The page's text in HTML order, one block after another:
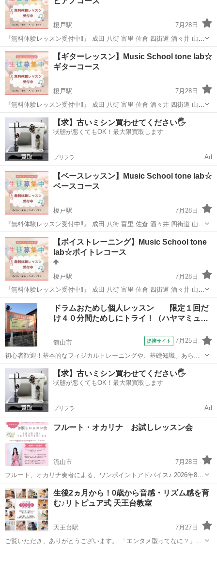
ス...
榎戸駅
7月28日
『無料体験レッスン受付中‼️』 成田 八街 富里 佐倉 四街道 酒々井 山武
東金 ピアノ を習いたい方 年齢に関係なく 弾いてみたいと思った時
が"習い時" 弾いたことも触ったこともない方でも大歓迎！ 丁寧にレッ
スンしていき...
千葉 八街市 榎戸駅
【ギターレッスン】Music School tone lab☆
ギターコース
榎戸駅
7月28日
『無料体験レッスン受付中‼️』 成田 八街 富里 佐倉 酒々井 四街道 山武
東金 エレキギター・アコースティックギター を習いたい方 遠くまで
通わなくても大丈夫！ 年齢に関係なく 弾いてみたいと思った時が"習
い時" 弾い...
千葉 八街市 榎戸駅 レッスン
【求】古いミシン買わせてください🖐️
状態が悪くてもOK！最大限買取します
プリフラ Ad
【ベースレッスン】Music School tone lab☆
ベースコース
榎戸駅
7月28日
『無料体験レッスン受付中‼️』 成田 八街 富里 佐倉 酒々井 四街道 山武
東金 ベースを習いたい方 遠くまで通わなくても大丈夫！ 年齢に関係
なく 弾いてみたいと思った時が"習い時" 弾いたことも触ったこともな
い方でも大...
千葉 八街市 榎戸駅 レッスン
【ボイストレーニング】Music School tone
lab☆ボイトレコース
榎戸駅
7月28日
『無料体験レッスン受付中‼️』 成田 八街 富里 佐倉 四街道 酒々井 山武
東金 ボイトレを始めたい方 遠くまで通わなくても大丈夫！ 年齢に関
係なく やりたいと思った時が"習い時" 楽しくレッスンしていきます♫
入会...
千葉 八街市 榎戸駅 ボーカル
ドラムおためし個人レッスン 限定１回だ
け４０分間ためしにトライ！（ハヤマミュ…
館山市 提携サイト 7月25日
初心者歓迎！基本的なフィジカルトレーニングや、基礎知識、あらゆ
るパターン、Fillなど、わかりやすく楽しくプレーできるようにレッス
ンします。まずは一度おためしで！
千葉 館山市 ドラム
【求】古いミシン買わせてください🖐️
状態が悪くてもOK！最大限買取します
プリフラ Ad
フルート・オカリナ お試しレッスン会
流山市
7月28日
フルート、オカリナ奏者による、ワンポイントアドバイス♪ 2026年8月
3日、スターツ流山おおたかの森スタジオにて、開催。 個人レッスン
30分、グループレッスン60分、受講料初回無料。 フルート、オカリナ
にご興味のあ...
千葉 流山市 音楽 オカリナ
生後2ヵ月から！0歳から音感・リズム感を育
む♪リトピュア式 天王台教室
天王台駅
7月27日
ご覧いただき、ありがとうございます。 「エンタメ型ってなに？」と